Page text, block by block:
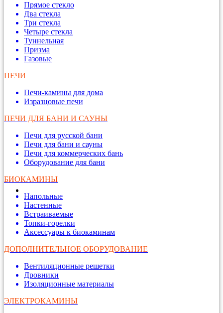
Прямое стекло
Два стекла
Три стекла
Четыре стекла
Туннельная
Призма
Газовые
ПЕЧИ
Печи-камины для дома
Изразцовые печи
ПЕЧИ ДЛЯ БАНИ И САУНЫ
Печи для русской бани
Печи для бани и сауны
Печи для коммерческих бань
Оборудование для бани
БИОКАМИНЫ
Напольные
Настенные
Встраиваемые
Топки-горелки
Аксессуары к биокаминам
ДОПОЛНИТЕЛЬНОЕ ОБОРУДОВАНИЕ
Вентиляционные решетки
Дровники
Изоляционные материалы
ЭЛЕКТРОКАМИНЫ